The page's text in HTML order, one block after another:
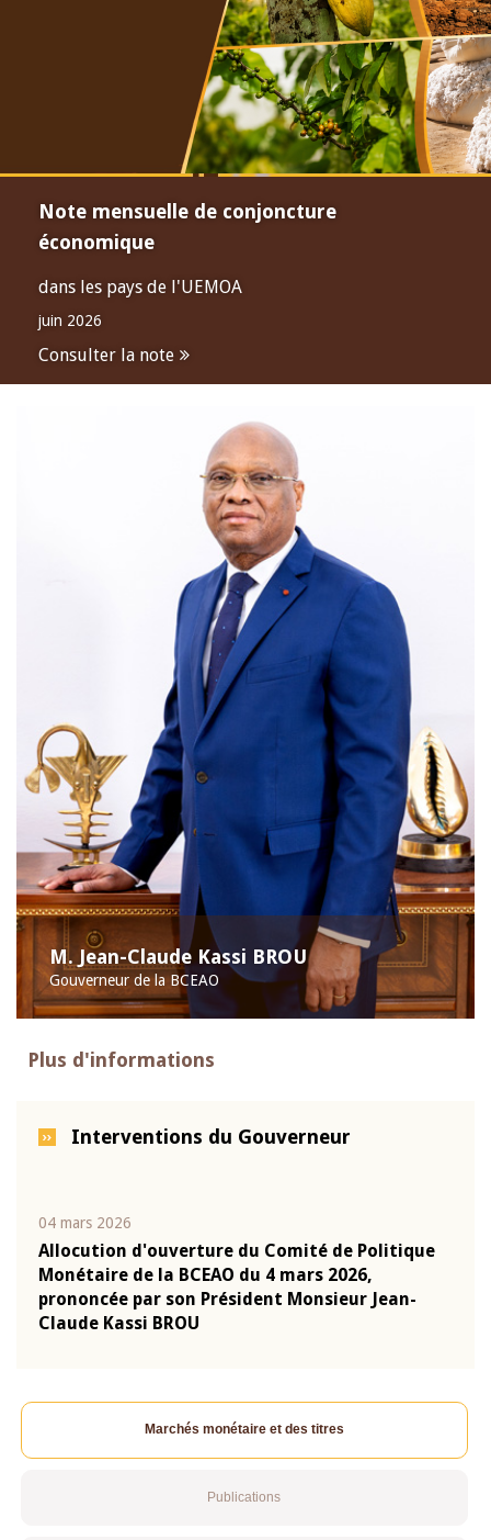
Note mensuelle de conjoncture
économique
dans les pays de l'UEMOA
juin 2026
Consulter la note
M. Jean-Claude Kassi BROU
Gouverneur de la BCEAO
Plus d'informations
Interventions du Gouverneur
04 mars 2026
Allocution d'ouverture du Comité de Politique
Monétaire de la BCEAO du 4 mars 2026,
prononcée par son Président Monsieur Jean-
Claude Kassi BROU
Marchés monétaire et des titres
Publications